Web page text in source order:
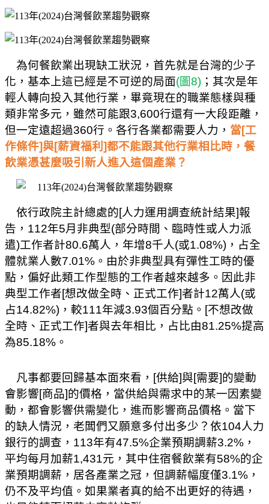
為何餐飲業出現缺工狀況，首先就是台灣的少子
化，基本上這已經是不可逆的局面(圖8) ；其次是年
輕人轉向投入其他行業，畢竟現在的職業態樣與種
類非常多元，雖然可能跟3,600行還有一大段距離，
但一定遠超過360行。各行各業都需要人力， 當[工
作條件]與[薪資福利 ]都不能跟其他行業相比時，餐
飲業憑甚麼吸引新人進入這個產業？
依行政院主計總處的[人力運用調查統計結果]報
告， 112年5月非典型(部分時間、臨時性或人力派
遣)工作者計80.6萬人，年增8千人(或1.08%) ，占全
體就業人數7.01% 。由於非典型具有彈性工時的優
點，偏好此類工作型態的工作者越來越多。因此非
典型工作者[想改做全時、正式工作]者計12萬人(或
占14.82%) ，較111年減3.93個百分點。 [不想改做
全時、正式工作]者與去年相比，占比由81.25%提高
為85.18% 。
凡事都要回歸基本面來看， [供給]與[需要]的變動
會影響[商品]的價格，當供給與需求中的某一因素變
動，都會影響供需變化，進而影響商品價格。當下
的缺人情況，老闆們又願意多付出多少？依104人力
銀行的調查， 113年有47.5%企業預期調薪3.2% ，
平均每月加薪1,431元，其中住宿餐飲業有58%的企
業預期調薪，居各產業之冠，但調薪幅度僅3.1% ，
仍不及平均值。如果業者真的給不出更好的待遇，